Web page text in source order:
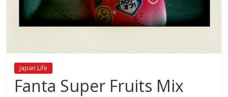
Japan Life
Fanta Super Fruits Mix